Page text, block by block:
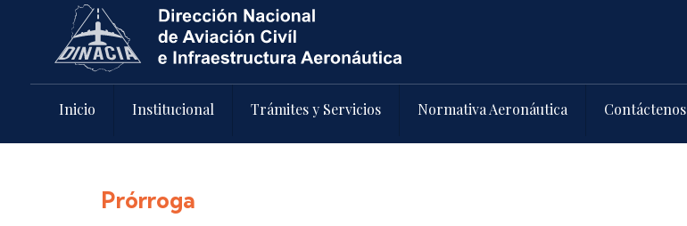
Pasar al contenido principal
Inicio Institucional Trámites y Servicios Normativa Aeronáutica Contáctenos
Prórroga